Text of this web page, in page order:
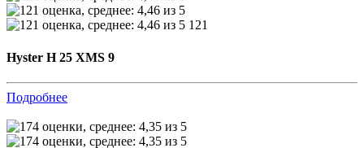
121
Hyster H 25 XMS 9
Подробнее